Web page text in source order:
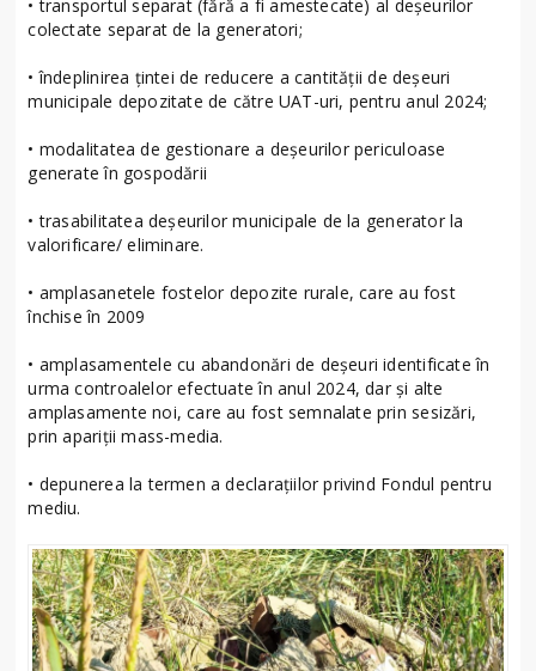
• transportul separat (fără a fi amestecate) al deșeurilor
colectate separat de la generatori;
• îndeplinirea țintei de reducere a cantității de deșeuri
municipale depozitate de către UAT-uri, pentru anul 2024;
• modalitatea de gestionare a deşeurilor periculoase
generate în gospodării
• trasabilitatea deșeurilor municipale de la generator la
valorificare/ eliminare.
• amplasanetele fostelor depozite rurale, care au fost
închise în 2009
• amplasamentele cu abandonări de deșeuri identificate în
urma controalelor efectuate în anul 2024, dar și alte
amplasamente noi, care au fost semnalate prin sesizări,
prin apariții mass-media.
• depunerea la termen a declarațiilor privind Fondul pentru
mediu.